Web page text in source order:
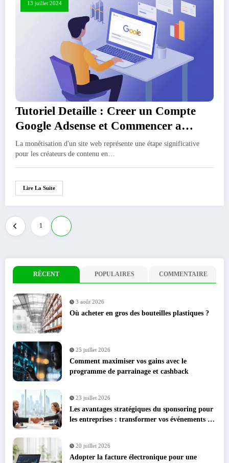
13 juillet 2024
Tutoriel Detaille : Creer un Compte
Google Adsense et Commencer a
Gagner
La monétisation d'un site web représente une étape significative
pour les créateurs de contenu en…
Lire La Suite
Pagination
des
publications
1
RÉCENT POPULAIRES COMMENTAIRE
3 août 2026
Où acheter en gros des bouteilles plastiques ?
25 juillet 2026
Comment maximiser vos gains avec le
programme de parrainage et cashback
23 juillet 2026
Les avantages stratégiques du sponsoring pour
les entreprises : transformer vos événements en
20 juillet 2026
Adopter la facture électronique pour une